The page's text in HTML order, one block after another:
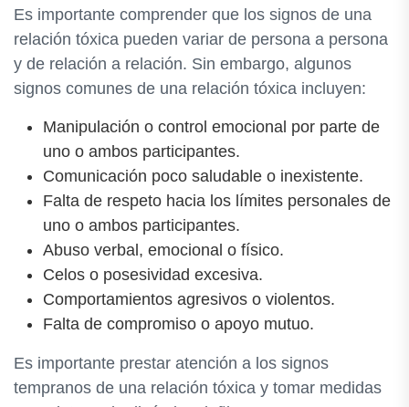
Es importante comprender que los signos de una
relación tóxica pueden variar de persona a persona
y de relación a relación. Sin embargo, algunos
signos comunes de una relación tóxica incluyen:
Manipulación o control emocional por parte de
uno o ambos participantes.
Comunicación poco saludable o inexistente.
Falta de respeto hacia los límites personales de
uno o ambos participantes.
Abuso verbal, emocional o físico.
Celos o posesividad excesiva.
Comportamientos agresivos o violentos.
Falta de compromiso o apoyo mutuo.
Es importante prestar atención a los signos
tempranos de una relación tóxica y tomar medidas